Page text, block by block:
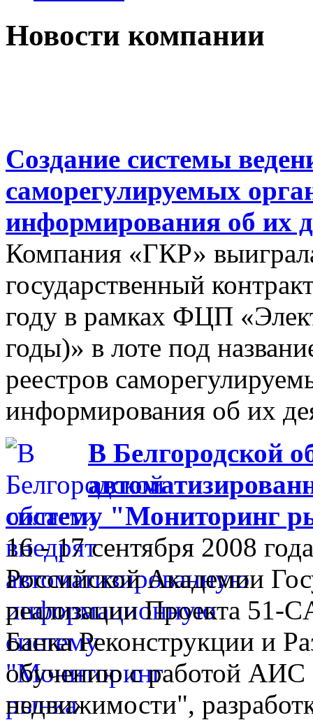
Новости компании
Создание системы
саморегулируемых
информирования об их
Компания «ГКР»
государственный
году в рамках ФЦП
годы)» в лоте под
реестров
информирования об их
В Белгородской
систему "Мониторинг
16 - 17 сентября 2008
Российской Академии
реализации Проекта 51-
Банка Реконструкции и
обучению с работой
недвижимости",